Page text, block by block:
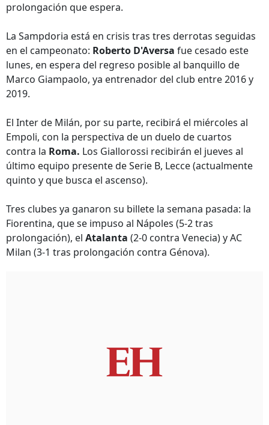
prolongación que espera.
La Sampdoria está en crisis tras tres derrotas seguidas
en el campeonato: Roberto D'Aversa fue cesado este
lunes, en espera del regreso posible al banquillo de
Marco Giampaolo, ya entrenador del club entre 2016 y
2019.
El Inter de Milán, por su parte, recibirá el miércoles al
Empoli, con la perspectiva de un duelo de cuartos
contra la Roma. Los Giallorossi recibirán el jueves al
último equipo presente de Serie B, Lecce (actualmente
quinto y que busca el ascenso).
Tres clubes ya ganaron su billete la semana pasada: la
Fiorentina, que se impuso al Nápoles (5-2 tras
prolongación), el Atalanta (2-0 contra Venecia) y AC
Milan (3-1 tras prolongación contra Génova).